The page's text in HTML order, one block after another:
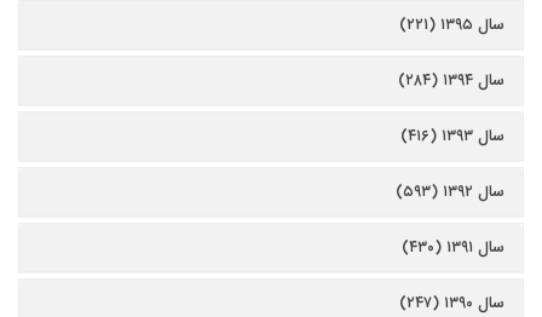
سال ۱۳۹۵ (۲۲۱)
سال ۱۳۹۴ (۲۸۴)
سال ۱۳۹۳ (۴۱۶)
سال ۱۳۹۲ (۵۹۳)
سال ۱۳۹۱ (۴۳۰)
سال ۱۳۹۰ (۲۴۷)